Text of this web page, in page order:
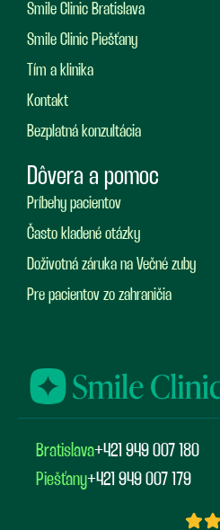
Smile Clinic Bratislava
Smile Clinic Piešťany
Tím a klinika
Kontakt
Bezplatná konzultácia
Dôvera a pomoc
Príbehy pacientov
Často kladené otázky
Doživotná záruka na Večné zuby
Pre pacientov zo zahraničia
Bratislava+421 949 007 180
Piešťany+421 949 007 179